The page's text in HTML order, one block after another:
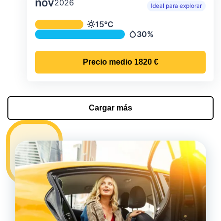
2026 Ideal para explorar
Temperatura y precipitación media
Temperatura
15°C
Precipitación
30%
Precio medio 1820 €
Cargar más